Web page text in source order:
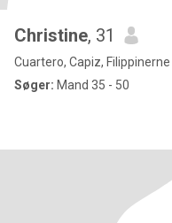
Christine, 31
Cuartero, Capiz, Filippinerne
Søger: Mand 35 - 50